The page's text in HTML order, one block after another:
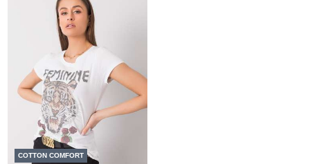
COTTON COMFORT